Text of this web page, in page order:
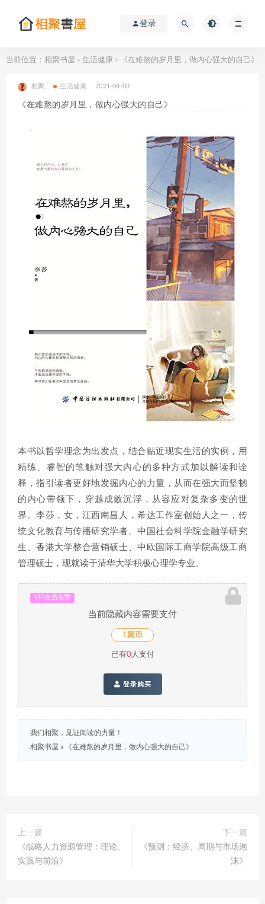
登录
当前位置： 相聚书屋 > 生活健康 > 《在难熬的岁月里，做内心强大的自己》
相聚 生活健康 2021-04-03
《在难熬的岁月里，做内心强大的自己》
本书以哲学理念为出发点，结合贴近现实生活的实例，用
精练、睿智的笔触对强大内心的多种方式加以解读和诠
释，指引读者更好地发掘内心的力量，从而在强大而坚韧
的内心带领下，穿越成败沉浮，从容应对复杂多变的世
界。李莎，女，江西南昌人，希达工作室创始人之一，传
统文化教育与传播研究学者。中国社会科学院金融学研究
生、香港大学整合营销硕士、中欧国际工商学院高级工商
管理硕士，现就读于清华大学积极心理学专业。
VIP会员免费
当前隐藏内容需要支付
1聚币
已有0人支付
登录购买
我们相聚，见证阅读的力量！
相聚书屋 » 《在难熬的岁月里，做内心强大的自己》
上一篇
《战略人力资源管理：理论、
实践与前沿》
下一篇
《预测：经济、周期与市场泡
沫》